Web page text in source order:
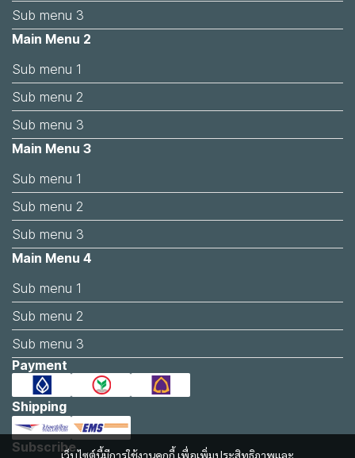
เว็บไซต์นี้มีการใช้งานคุกกี้ เพื่อเพิ่มประสิทธิภาพและ
Sub menu 3
Main Menu 2
Sub menu 1
Sub menu 2
Sub menu 3
Main Menu 3
Sub menu 1
Sub menu 2
Sub menu 3
Main Menu 4
Sub menu 1
Sub menu 2
Sub menu 3
Payment
Shipping
Subscribe